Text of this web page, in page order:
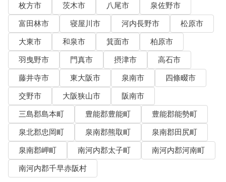
枚方市
茨木市 八尾市
泉佐野市
富田林市
寝屋川市 河内長野市
松原市
大東市
和泉市 箕面市
柏原市
羽曳野市
門真市 摂津市
高石市
藤井寺市
東大阪市 泉南市
四條畷市
交野市
大阪狭山市
阪南市
三島郡島本町
豊能郡豊能町
豊能郡能勢町
泉北郡忠岡町
泉南郡熊取町
泉南郡田尻町
泉南郡岬町
南河内郡太子町
南河内郡河南町
南河内郡千早赤阪村